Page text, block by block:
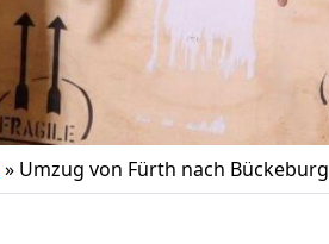
» Umzug von Fürth nach Bückeburg